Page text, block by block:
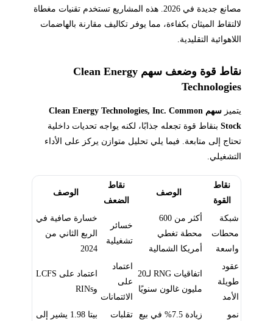
مصانع جديدة في 2026. هذه المشاريع تستخدم تقنيات مغطاة
لالتقاط الميثان بكفاءة، مما يوفر تكاليف مقارنة بالهاضمات
اللاهوائية التقليدية.
نقاط قوة وضعف سهم Clean Energy
Technologies
يتميز
سهم Clean Energy Technologies, Inc. Common
Stockبنقاط قوة تجعله جذابًا، لكنه يواجه تحديات داخلية
تحتاج إلى متابعة. فيما يلي تحليل متوازن يركز على الأداء
التشغيلي.
نقاط
القوة
الوصف
نقاط
الضعف
الوصف
شبكة
محطات
واسعة
أكثر من 600
محطة تغطي
أمريكا الشمالية
خسائر
تشغيلية
خسارة صافية في
الربع الثاني من
2024
عقود
طويلة
الأمد
اتفاقيات RNG لـ20
مليون غالون سنويًا
اعتماد
على
الائتمانات
اعتماد على LCFS
وRINs
نمو
زيادة 7.5% في بيع
تقلبات
بيتا 1.98 يشير إلى